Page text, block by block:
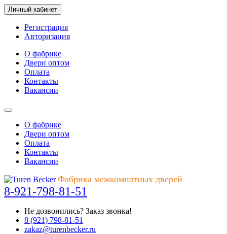
Личный кабинет
Регистрация
Авторизация
О фабрике
Двери оптом
Оплата
Контакты
Вакансии
О фабрике
Двери оптом
Оплата
Контакты
Вакансии
Фабрика межкомнатных дверей
8-921-798-81-51
Не дозвонились? Заказ звонка!
8 (921) 798-81-51
zakaz@turenbecker.ru